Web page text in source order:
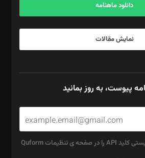
دانلود ماهنامه
نمایش مقالات
پیوست، به روز بمانید
برای استفاده از ریکپچا بایستی کلید API را در صفحه ی تنظیمات Quform